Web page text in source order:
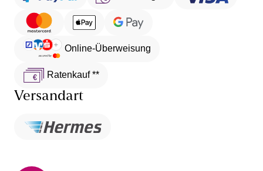
Online-Überweisung
Ratenkauf **
Versandart